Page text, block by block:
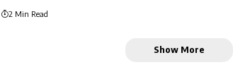
2 Min Read
Show More